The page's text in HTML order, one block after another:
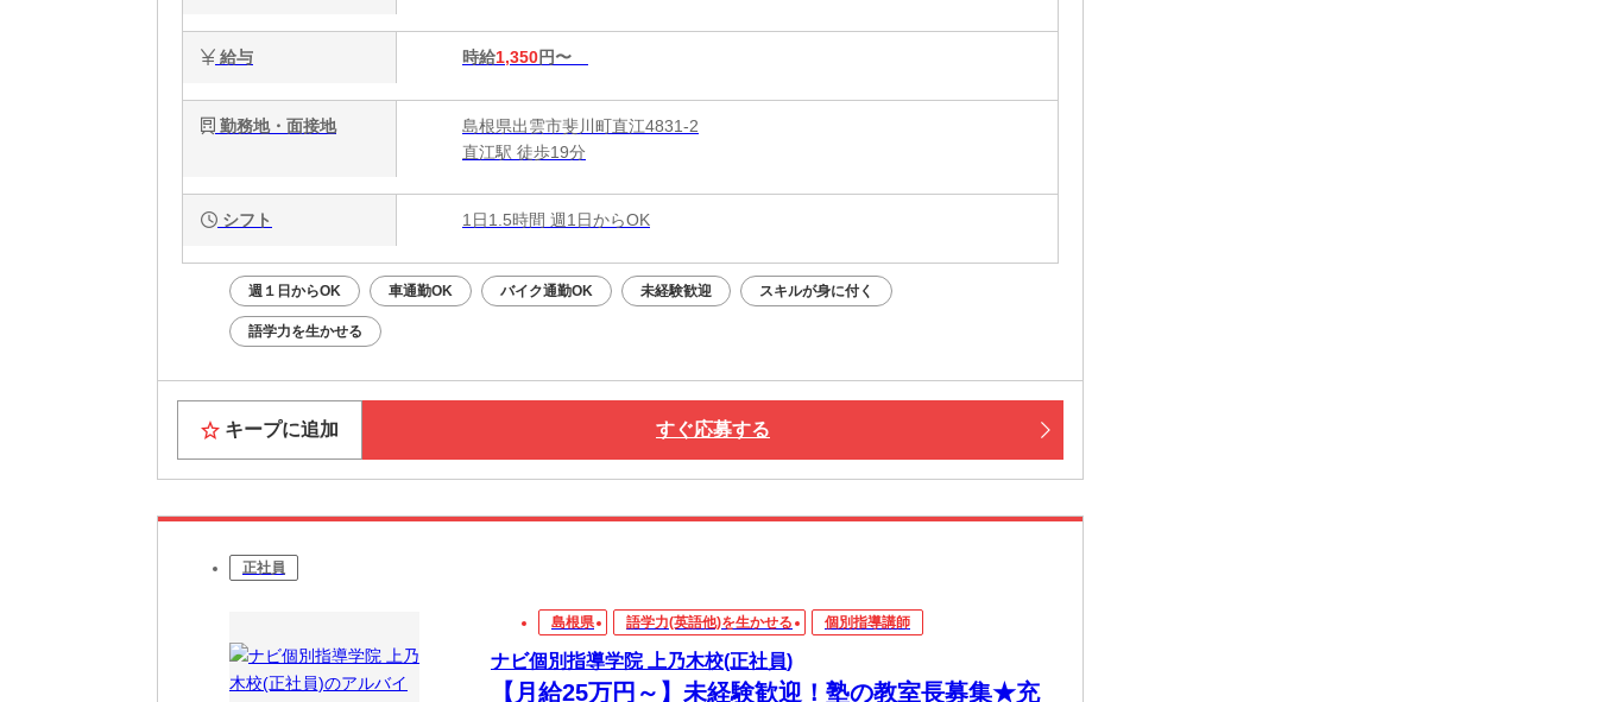
給与 時給1,350円〜
勤務地・面接地
島根県出雲市斐川町直江4831-2
直江駅 徒歩19分
シフト 1日1.5時間 週1日からOK
週１日からOK 車通勤OK バイク通勤OK 未経験歓迎 スキルが身に付く
語学力を生かせる
キープに追加 すぐ応募する
正社員
島根県 語学力(英語他)を生かせる 個別指導講師
ナビ個別指導学院 上乃木校(正社員)
【月給25万円～】未経験歓迎！塾の教室長募集★充